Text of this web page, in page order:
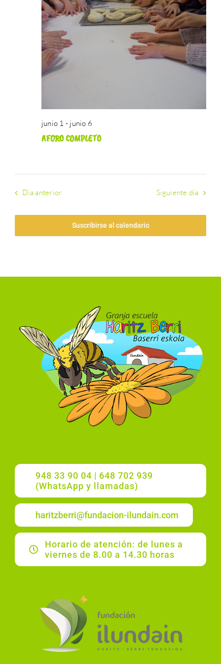
ATERPEAK
BIZI-BASO
ERLE-KIDE
junio
2026
y
vistas
de
AFORO COMPLETO
junio 1 - junio 6
Día anterior Siguiente día
Suscribirse al calendario
948 33 90 04 | 648 702 939
(WhatsApp y llamadas)
haritzberri@fundacion-ilundain.com
Horario de atención: de lunes a
viernes de 8.00 a 14.30 horas